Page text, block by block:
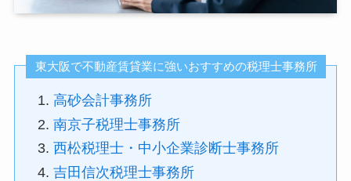
東大阪で不動産賃貸業に強いおすすめの税理士事務所
高砂会計事務所
南京子税理士事務所
西松税理士・中小企業診断士事務所
吉田信次税理士事務所